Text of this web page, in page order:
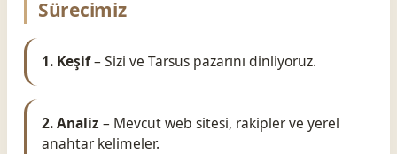
Sürecimiz
1. Keşif– Sizi ve Tarsus pazarını dinliyoruz.
2. Analiz – Mevcut web sitesi, rakipler ve yerel
anahtar kelimeler.